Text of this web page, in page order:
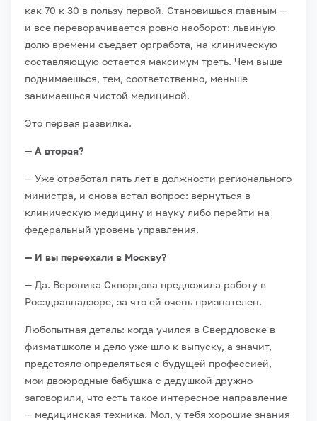
как 70 к 30 в пользу первой. Становишься главным —
и все переворачивается ровно наоборот: львиную
долю времени съедает оргработа, на клиническую
составляющую остается максимум треть. Чем выше
поднимаешься, тем, соответственно, меньше
занимаешься чистой медициной.
Это первая развилка.
— А вторая?
— Уже отработал пять лет в должности регионального
министра, и снова встал вопрос: вернуться в
клиническую медицину и науку либо перейти на
федеральный уровень управления.
— И вы переехали в Москву?
— Да. Вероника Скворцова предложила работу в
Росздравнадзоре, за что ей очень признателен.
Любопытная деталь: когда учился в Свердловске в
физматшколе и дело уже шло к выпуску, а значит,
предстояло определяться с будущей профессией,
мои двоюродные бабушка с дедушкой дружно
заговорили, что есть такое интересное направление
— медицинская техника. Мол, у тебя хорошие знания